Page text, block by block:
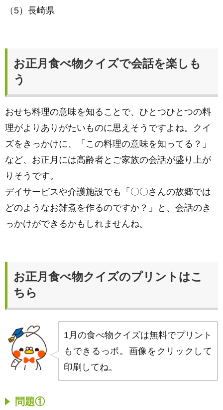
（5）長崎県
お正月食べ物クイズで会話を楽しも
う
おせち料理の意味を知ることで、ひとつひとつの料
理がよりありがたいものに思えそうですよね。クイ
ズをきっかけに、「この料理の意味を知ってる？」
など、お正月には高齢者とご家族の会話が盛り上が
りそうです。
デイサービスや介護施設でも「〇〇さんの故郷では
どのようなお雑煮を作るのですか？」と、会話のき
っかけができるかもしれませんね。
お正月食べ物クイズのプリントはこ
ちら
1月の食べ物クイズは無料でプリント
もできるっポ。画像をクリックして
印刷してね。
問題①